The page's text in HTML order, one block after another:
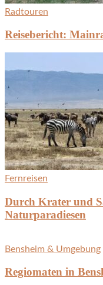
Radtouren
Reisebericht:
Fernreisen
Durch Krater und
Naturparadiesen
Bensheim & Umgebung
Regiomaten in